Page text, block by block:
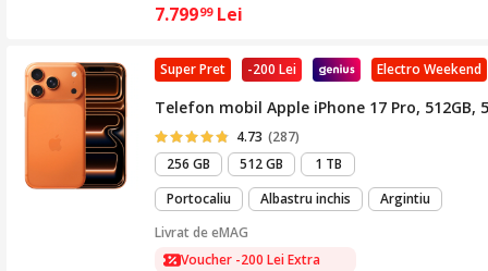
7.79999 Lei
Electro Weekend
-200 Lei
Super Pret
Telefon mobil Apple iPhone 17 Pro, 512GB,
4.73 (287)
256 GB
512 GB
1 TB
Portocaliu
Albastru inchis
Argintiu
Livrat deeMAG
Voucher -200 Lei Extra